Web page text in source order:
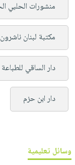
منشورات الحلبي
مكتبة لبنان ناشرون
دار الساقي
دار ابن حزم
وسائل تعليمية